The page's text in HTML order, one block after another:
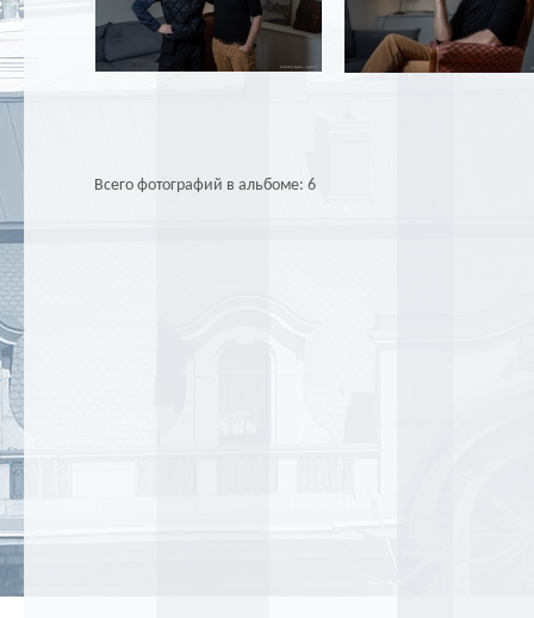
Всего фотографий в альбоме: 6